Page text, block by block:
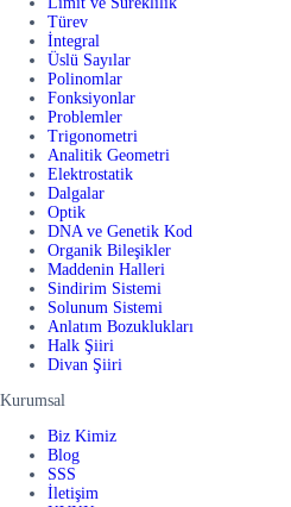
Türev
İntegral
Üslü Sayılar
Polinomlar
Fonksiyonlar
Problemler
Trigonometri
Analitik Geometri
Elektrostatik
Dalgalar
Optik
DNA ve Genetik Kod
Organik Bileşikler
Maddenin Halleri
Sindirim Sistemi
Solunum Sistemi
Anlatım Bozuklukları
Halk Şiiri
Divan Şiiri
Kurumsal
Biz Kimiz
Blog
SSS
İletişim